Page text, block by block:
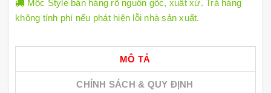
Mộc Style bán hàng rõ nguồn gốc, xuất xứ. Trả hàng
không tính phí nếu phát hiện lỗi nhà sản xuất.
MÔ TẢ
CHÍNH SÁCH & QUY ĐỊNH